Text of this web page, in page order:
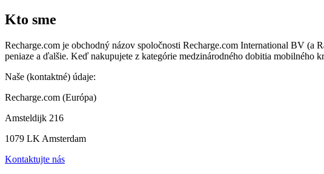
Kto sme
Recharge.com je obchodný názov spoločnosti Recharge.com International BV
peniaze a ďalšie. Keď nakupujete z kategórie medzinárodného dobitia
Naše (kontaktné) údaje:
Recharge.com (Európa)
Amsteldijk 216
1079 LK Amsterdam
Kontaktujte nás